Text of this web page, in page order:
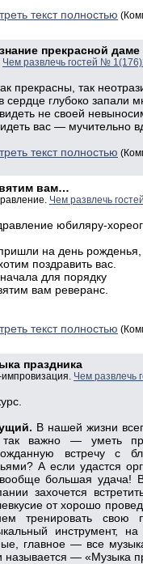
текст полностью
прекрасной даме
Чем развлечь гостей №
прекрасны, так
сердце глубоко запали
не своей
вас — мучительно
текст полностью
вам…
Чем развлечь
юбиляру-
на день рожденья,
поздравить вас.
для порядку
вам реверанс.
текст полностью
праздника
импровизация. Чем развлечь
В нашей жизни
важно — уметь
встречу с
А если удастся
большая удача!
захочется
от хорошо
тренировать
инструмент,
главное — все
называется — «Музыка